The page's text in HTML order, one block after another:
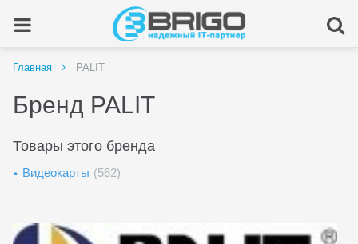
Главная PALIT
Бренд PALIT
Товары этого бренда
Видеокарты (562)